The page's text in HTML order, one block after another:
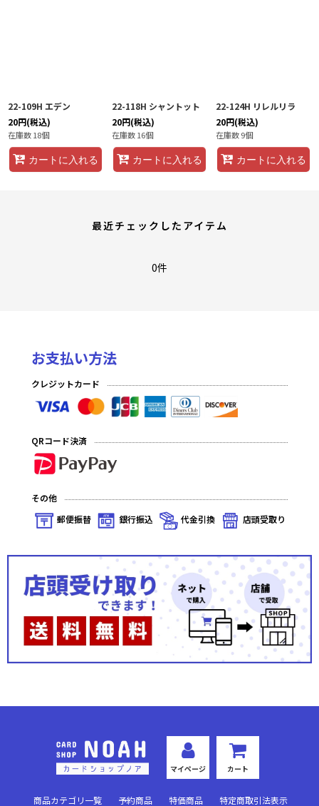
22-109H エデン
20円(税込)
在庫数 18個
カートに入れる
22-118H シャントット
20円(税込)
在庫数 16個
カートに入れる
22-124H リレルリラ
20円(税込)
在庫数 9個
カートに入れる
最近チェックしたアイテム
0件
お支払い方法
クレジットカード
QRコード決済
その他
郵便振替
銀行振込 代金引換 店頭受取り
マイページ カート
商品カテゴリ一覧 予約商品 特価商品 特定商取引法表示